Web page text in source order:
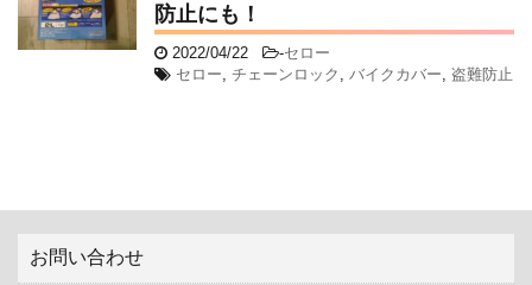
防止にも！
2022/04/22 -セロー
セロー, チェーンロック , バイクカバー, 盗難防止
お問い合わせ